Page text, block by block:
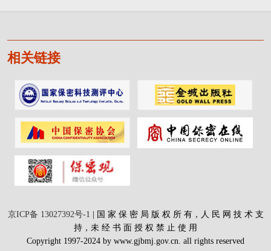
相关链接
京ICP备 13027392号-1 | 国 家 保 密 局 版 权 所 有，人 民 网 技 术 支
持，未 经 书 面 授 权 禁 止 使 用
Copyright 1997-2024 by www.gjbmj.gov.cn. all rights reserved